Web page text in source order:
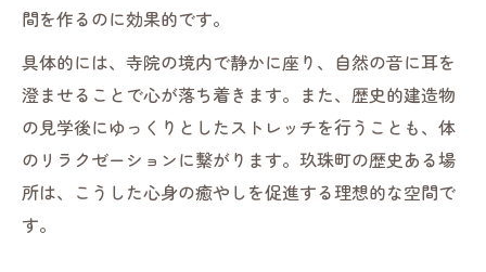
間を作るのに効果的です。
具体的には、寺院の境内で静かに座り、自然の音に耳を
澄ませることで心が落ち着きます。また、歴史的建造物
の見学後にゆっくりとしたストレッチを行うことも、体
のリラクゼーションに繋がります。玖珠町の歴史ある場
所は、こうした心身の癒やしを促進する理想的な空間で
す。